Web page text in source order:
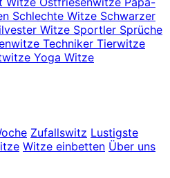
Schlechte Witze Schwarzer
Witze Sportler Sprüche
Techniker Tierwitze
Yoga Witze
Zufallswitz Lustigste
Witze einbetten Über uns